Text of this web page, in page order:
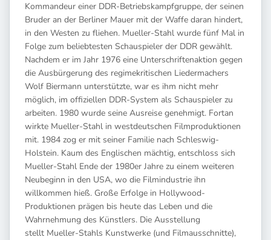
Kommandeur einer DDR-Betriebskampfgruppe, der seinen
Bruder an der Berliner Mauer mit der Waffe daran hindert,
in den Westen zu fliehen. Mueller-Stahl wurde fünf Mal in
Folge zum beliebtesten Schauspieler der DDR gewählt.
Nachdem er im Jahr 1976 eine Unterschriftenaktion gegen
die Ausbürgerung des regimekritischen Liedermachers
Wolf Biermann unterstützte, war es ihm nicht mehr
möglich, im offiziellen DDR-System als Schauspieler zu
arbeiten. 1980 wurde seine Ausreise genehmigt. Fortan
wirkte Mueller-Stahl in westdeutschen Filmproduktionen
mit. 1984 zog er mit seiner Familie nach Schleswig-
Holstein. Kaum des Englischen mächtig, entschloss sich
Mueller-Stahl Ende der 1980er Jahre zu einem weiteren
Neubeginn in den USA, wo die Filmindustrie ihn
willkommen hieß. Große Erfolge in Hollywood-
Produktionen prägen bis heute das Leben und die
Wahrnehmung des Künstlers. Die Ausstellung
stellt Mueller-Stahls Kunstwerke (und Filmausschnitte),